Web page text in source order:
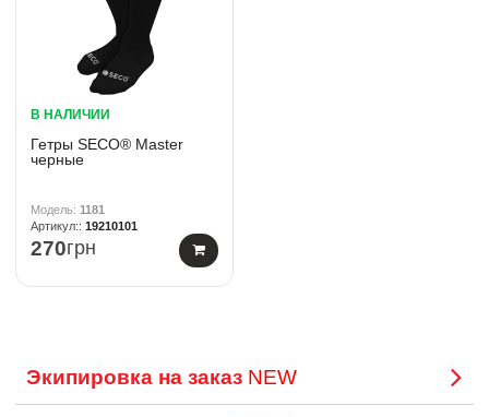
В НАЛИЧИИ
Гетры SECO® Master
черные
1181
19210101
270грн
Экипировка на заказ NEW